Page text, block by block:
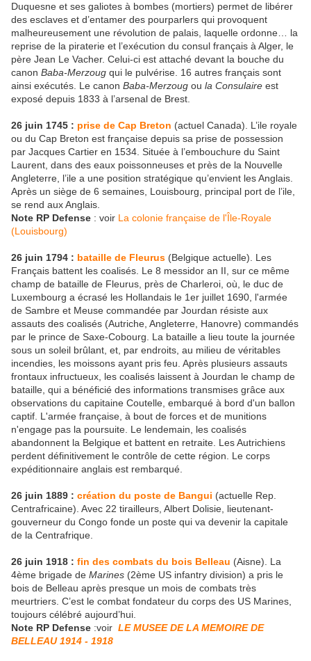
Duquesne et ses galiotes à bombes (mortiers) permet de libérer
des esclaves et d’entamer des pourparlers qui provoquent
malheureusement une révolution de palais, laquelle ordonne… la
reprise de la piraterie et l’exécution du consul français à Alger, le
père Jean Le Vacher. Celui-ci est attaché devant la bouche du
canon Baba-Merzoug qui le pulvérise. 16 autres français sont
ainsi exécutés. Le canon Baba-Merzoug ou la Consulaire est
exposé depuis 1833 à l’arsenal de Brest.
26 juin 1745 : prise de Cap Breton (actuel Canada). L’ile royale
ou du Cap Breton est française depuis sa prise de possession
par Jacques Cartier en 1534. Située à l’embouchure du Saint
Laurent, dans des eaux poissonneuses et près de la Nouvelle
Angleterre, l’ile a une position stratégique qu’envient les Anglais.
Après un siège de 6 semaines, Louisbourg, principal port de l’ile,
se rend aux Anglais.
Note RP Defense : voir La colonie française de l'Île-Royale
(Louisbourg)
26 juin 1794 : bataille de Fleurus (Belgique actuelle). Les
Français battent les coalisés. Le 8 messidor an II, sur ce même
champ de bataille de Fleurus, près de Charleroi, où, le duc de
Luxembourg a écrasé les Hollandais le 1er juillet 1690, l'armée
de Sambre et Meuse commandée par Jourdan résiste aux
assauts des coalisés (Autriche, Angleterre, Hanovre) commandés
par le prince de Saxe-Cobourg. La bataille a lieu toute la journée
sous un soleil brûlant, et, par endroits, au milieu de véritables
incendies, les moissons ayant pris feu. Après plusieurs assauts
frontaux infructueux, les coalisés laissent à Jourdan le champ de
bataille, qui a bénéficié des informations transmises grâce aux
observations du capitaine Coutelle, embarqué à bord d'un ballon
captif. L'armée française, à bout de forces et de munitions
n'engage pas la poursuite. Le lendemain, les coalisés
abandonnent la Belgique et battent en retraite. Les Autrichiens
perdent définitivement le contrôle de cette région. Le corps
expéditionnaire anglais est rembarqué.
26 juin 1889 : création du poste de Bangui (actuelle Rep.
Centrafricaine). Avec 22 tirailleurs, Albert Dolisie, lieutenant-
gouverneur du Congo fonde un poste qui va devenir la capitale
de la Centrafrique.
26 juin 1918 : fin des combats du bois Belleau (Aisne). La
4ème brigade de Marines (2ème US infantry division) a pris le
bois de Belleau après presque un mois de combats très
meurtriers. C’est le combat fondateur du corps des US Marines,
toujours célébré aujourd’hui.
Note RP Defense :voir LE MUSEE DE LA MEMOIRE DE
BELLEAU 1914 - 1918